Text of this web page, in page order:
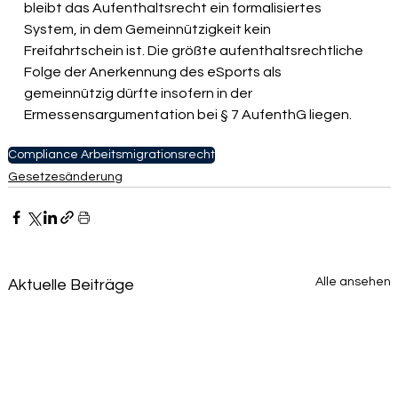
bleibt das Aufenthaltsrecht ein formalisiertes
System, in dem Gemeinnützigkeit kein
Freifahrtschein ist. Die größte aufenthaltsrechtliche
Folge der Anerkennung des eSports als
gemeinnützig dürfte insofern in der
Ermessensargumentation bei § 7 AufenthG liegen.
Compliance Arbeitsmigrationsrecht
Gesetzesänderung
Aktuelle Beiträge Alle ansehen